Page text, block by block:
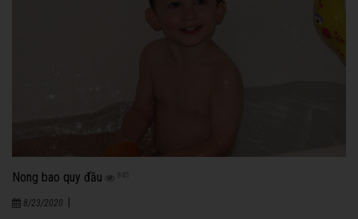
Nong bao quy đầu 845
8/23/2020